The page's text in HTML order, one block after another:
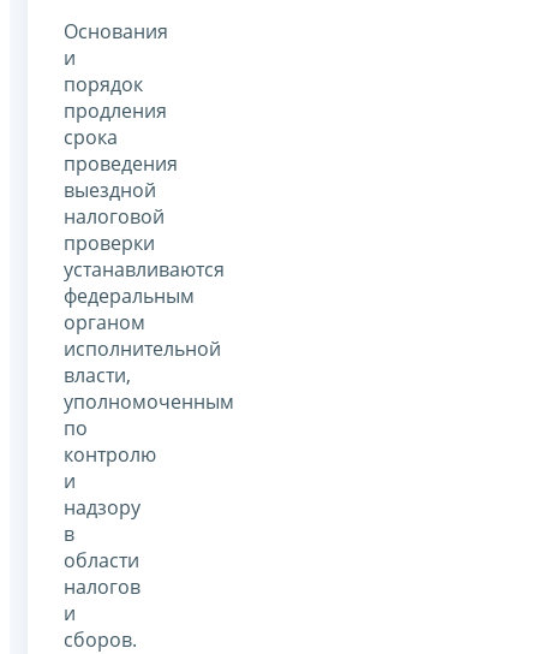
Основания
и
порядок
продления
срока
проведения
выездной
налоговой
проверки
устанавливаются
федеральным
органом
исполнительной
власти,
уполномоченным
по
контролю
и
надзору
в
области
налогов
и
сборов.